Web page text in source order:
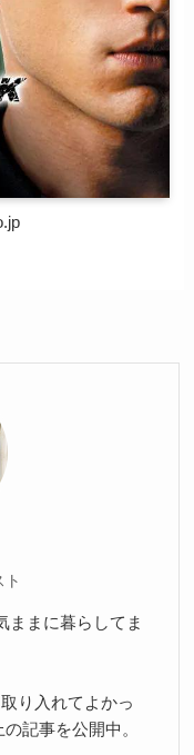
ままに暮らしてま
り入れてよかっ
記事を公開中。